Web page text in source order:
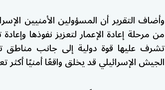
وأضاف التقرير أن المسؤولين الأمنيين
من مرحلة إعادة الإعمار لتعزيز نفوذها
تشرف عليها قوة دولية إلى جانب مناطق
الجيش الإسرائيلي قد يخلق واقعًا أمنيًا أكثر